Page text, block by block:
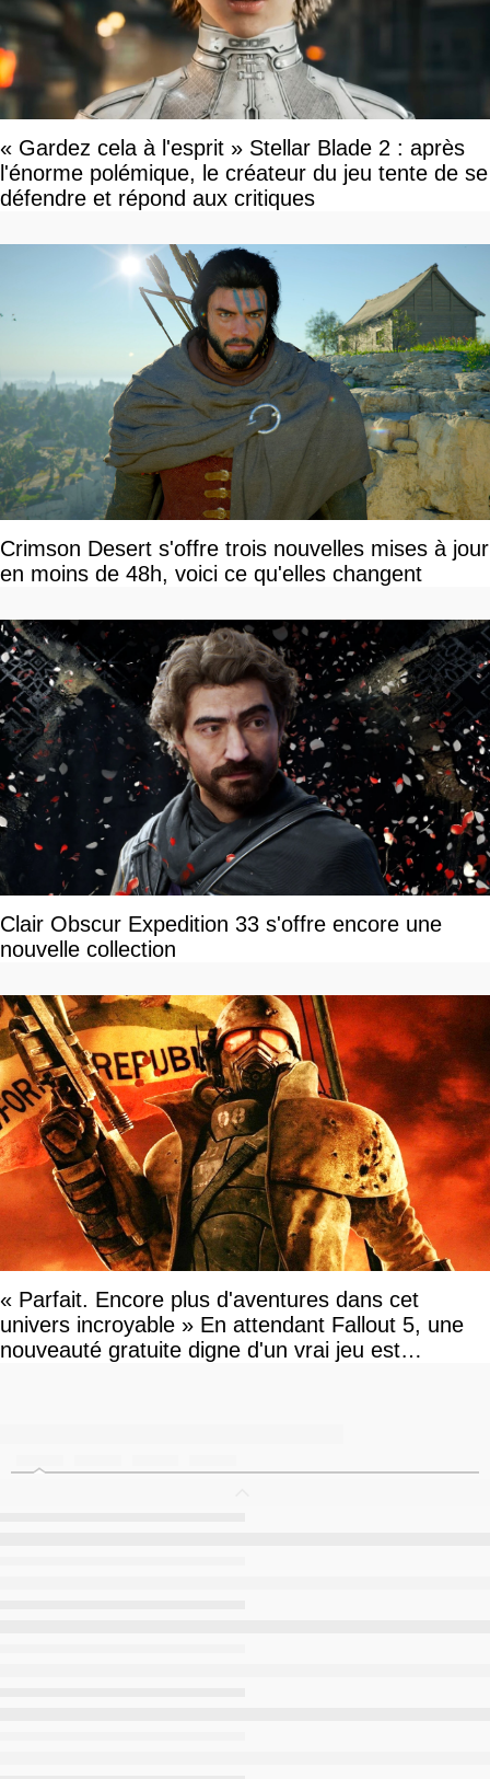
« Gardez cela à l'esprit » Stellar Blade 2 : après
l'énorme polémique, le créateur du jeu tente de se
défendre et répond aux critiques
Crimson Desert s'offre trois nouvelles mises à jour
en moins de 48h, voici ce qu'elles changent
Clair Obscur Expedition 33 s'offre encore une
nouvelle collection
« Parfait. Encore plus d'aventures dans cet
univers incroyable » En attendant Fallout 5, une
nouveauté gratuite digne d'un vrai jeu est